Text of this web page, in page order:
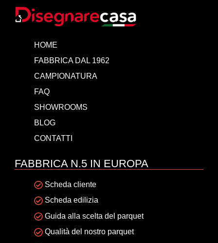
HOME
FABBRICA DAL 1962
CAMPIONATURA
FAQ
SHOWROOMS
BLOG
CONTATTI
FABBRICA N.5 IN EUROPA
Scheda cliente
Scheda edilizia
Guida alla scelta del parquet
Qualità del nostro parquet